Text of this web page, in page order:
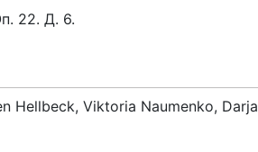
22. Д. 6.
Hellbeck, Viktoria Naumenko, Darja